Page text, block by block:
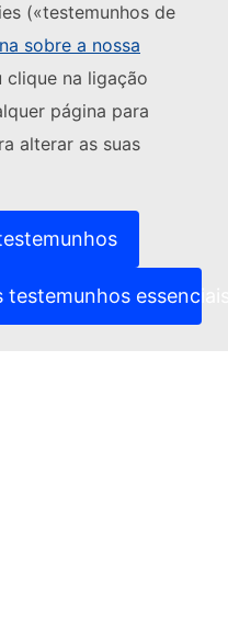
(«testemunhos de
sobre a nossa
clique na ligação
página para
alterar as suas
testemunhos
informática
externa)